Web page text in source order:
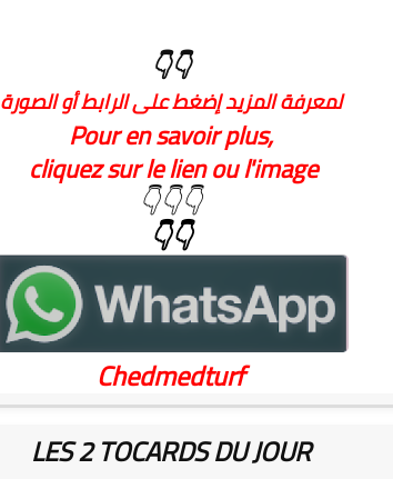
👇👇
لمعرفة المزيد إضغط على الرابط أو الصورة
Pour en savoir plus,
cliquez sur le lien ou l'image
👇👇👇
👇👇
Chedmedturf
LES 2 TOCARDS DU JOUR